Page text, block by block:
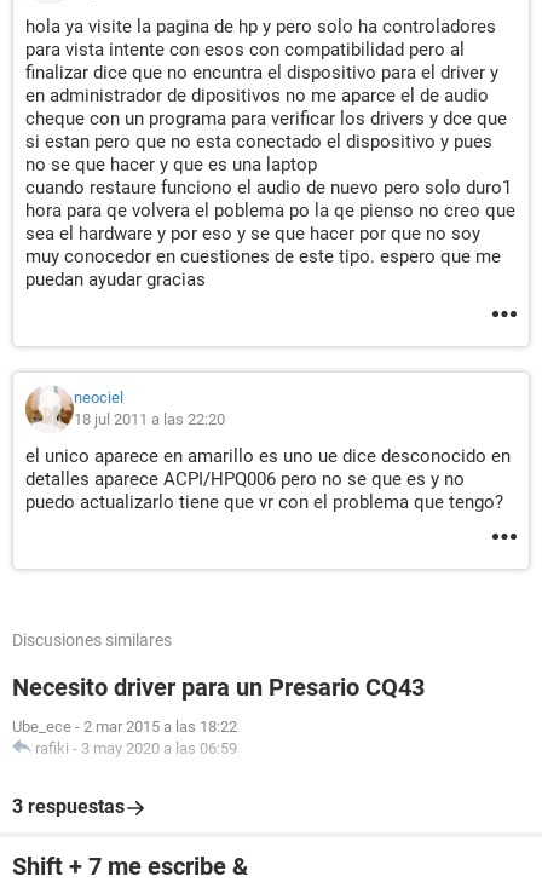
hola ya visite la pagina de hp y pero solo ha controladores
para vista intente con esos con compatibilidad pero al
finalizar dice que no encuntra el dispositivo para el driver y
en administrador de dipositivos no me aparce el de audio
cheque con un programa para verificar los drivers y dce que
si estan pero que no esta conectado el dispositivo y pues
no se que hacer y que es una laptop
cuando restaure funciono el audio de nuevo pero solo duro1
hora para qe volvera el poblema po la qe pienso no creo que
sea el hardware y por eso y se que hacer por que no soy
muy conocedor en cuestiones de este tipo. espero que me
puedan ayudar gracias
neociel
18 jul 2011 a las 22:20
el unico aparece en amarillo es uno ue dice desconocido en
detalles aparece ACPI/HPQ006 pero no se que es y no
puedo actualizarlo tiene que vr con el problema que tengo?
Discusiones similares
Necesito driver para un Presario CQ43
Ube_ece - 2 mar 2015 a las 18:22
rafiki - 3 may 2020 a las 06:59
3 respuestas
Shift + 7 me escribe &